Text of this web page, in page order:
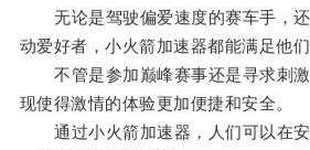
无论是驾驶偏爱速度的赛车手，还
动爱好者，小火箭加速器都能满足他们
不管是参加巅峰赛事还是寻求刺激
现使得激情的体验更加便捷和安全。
通过小火箭加速器，人们可以在安